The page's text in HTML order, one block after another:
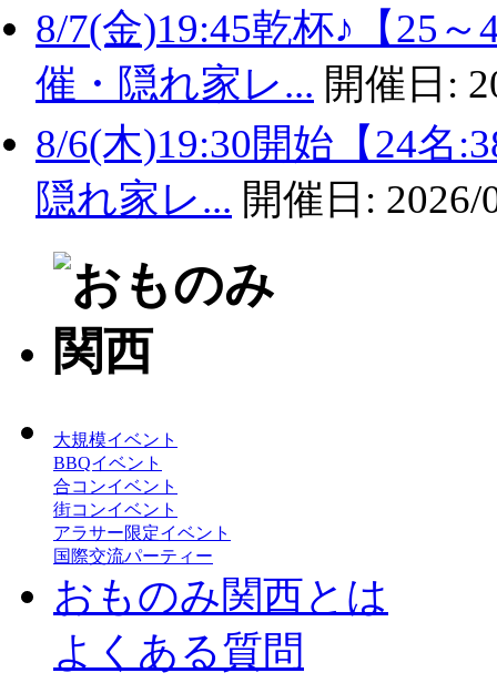
8/7(金)19:45乾杯♪【25
催・隠れ家レ... 開催日:
8/6(木)19:30開始【24名
隠れ家レ... 開催日: 2026/
大規模イベント
BBQイベント
合コンイベント
街コンイベント
アラサー限定イベント
国際交流パーティー
おものみ関西とは
よくある質問